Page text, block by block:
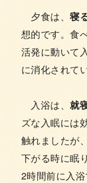
夕食は、寝
想的です。食
活発に動いて
に消化されて
入浴は、就
ズな入眠には
触れましたが
下がる時に眠
2時間前に入